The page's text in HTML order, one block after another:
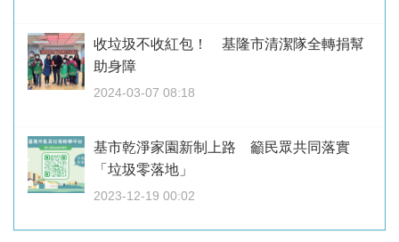
收垃圾不收紅包！ 基隆市清潔隊全轉捐幫
助身障
2024-03-07 08:18
基市乾淨家園新制上路 籲民眾共同落實
「垃圾零落地」
2023-12-19 00:02